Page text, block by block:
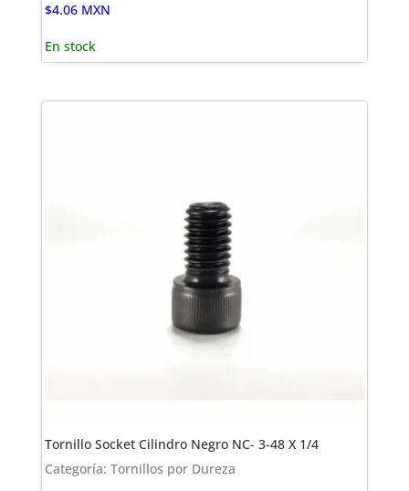
$4.06 MXN
En stock
Tornillo Socket Cilindro Negro NC- 3-48 X 1/4
Categoría: Tornillos por Dureza